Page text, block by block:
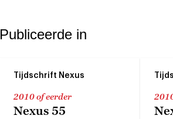
Publiceerde in
Tijdschrift Nexus
2010 of eerder
Nexus 55